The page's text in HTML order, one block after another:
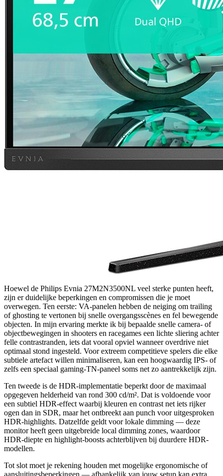
Hoewel de Philips Evnia 27M2N3500NL veel sterke punten heeft,
zijn er duidelijke beperkingen en compromissen die je moet
overwegen. Ten eerste: VA-panelen hebben de neiging om trailing
of ghosting te vertonen bij snelle overgangsscènes en fel bewegende
objecten. In mijn ervaring merkte ik bij bepaalde snelle camera- of
objectbewegingen in shooters en racegames een lichte sliering achter
felle contrastranden, iets dat vooral opviel wanneer overdrive niet
optimaal stond ingesteld. Voor extreem competitieve spelers die elke
subtiele artefact willen minimaliseren, kan een hoogwaardig IPS- of
zelfs een speciaal gaming-TN-paneel soms net zo aantrekkelijk zijn.
Ten tweede is de HDR-implementatie beperkt door de maximaal
opgegeven helderheid van rond 300 cd/m². Dat is voldoende voor
een subtiel HDR-effect waarbij kleuren en contrast net iets rijker
ogen dan in SDR, maar het ontbreekt aan punch voor uitgesproken
HDR-highlights. Datzelfde geldt voor lokale dimming — deze
monitor heeft geen uitgebreide local dimming zones, waardoor
HDR-diepte en highlight-boosts achterblijven bij duurdere HDR-
modellen.
Tot slot moet je rekening houden met mogelijke ergonomische of
aansluitingsbeperkingen — afhankelijk van jouw setup kan extra